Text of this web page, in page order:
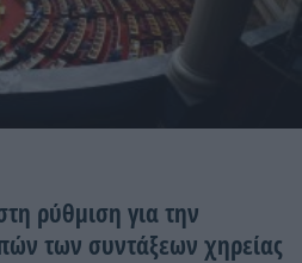
ρύθμιση για την
των συντάξεων χηρείας